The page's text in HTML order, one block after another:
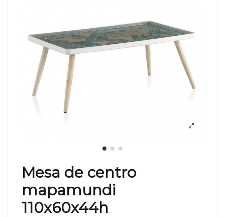
Mesa de centro
mapamundi
110x60x44h